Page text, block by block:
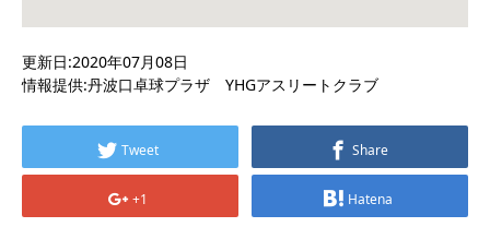
更新日:2020年07月08日
情報提供:丹波口卓球プラザ YHGアスリートクラブ
Tweet Share
+1 Hatena